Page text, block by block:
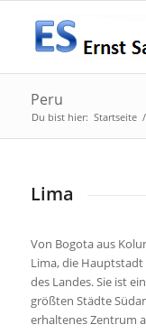
Peru
Du bist hier: Startseite /
Lima
Von Bogota aus
Lima, die
des Landes. Sie ist
größten Städte
erhaltenes Zentrum